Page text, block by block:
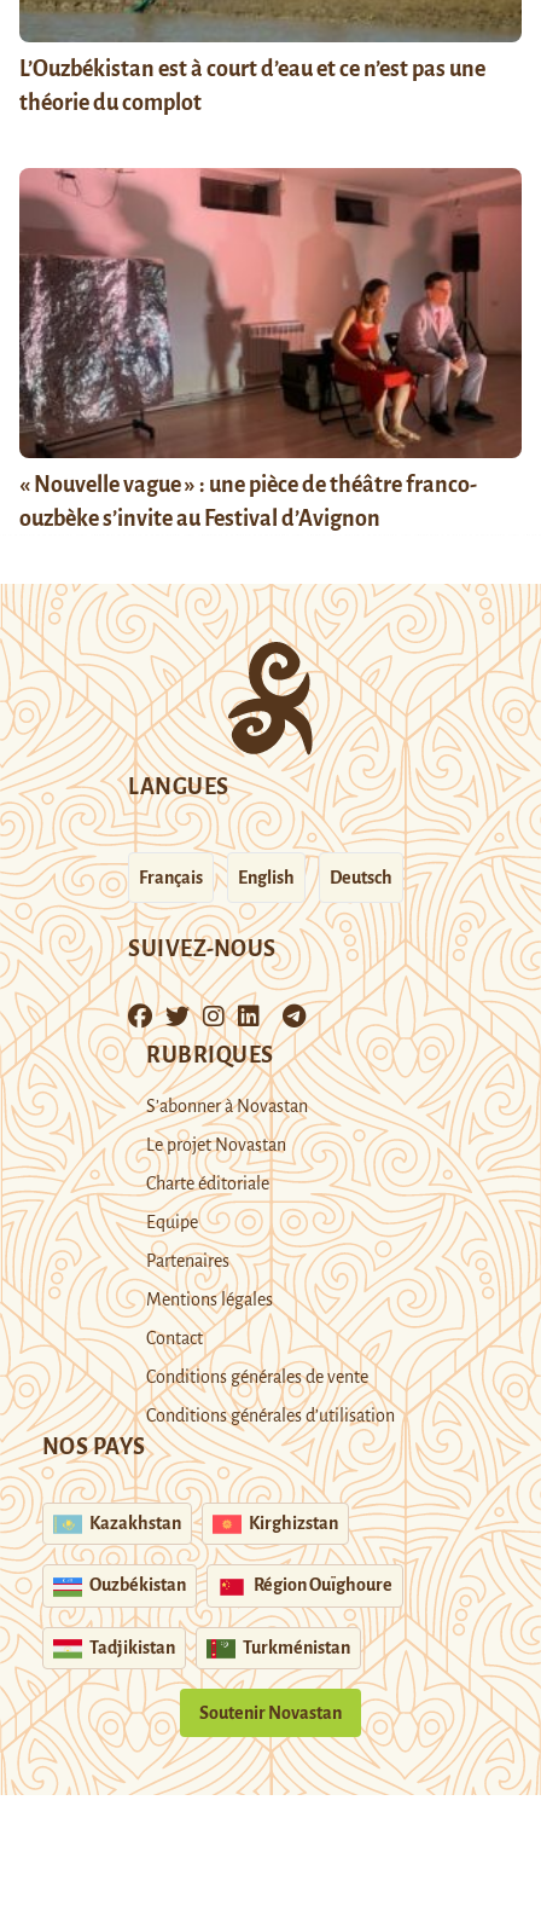
L’Ouzbékistan est à court d’eau et ce n’est pas une
théorie du complot
« Nouvelle vague » : une pièce de théâtre franco-
ouzbèke s’invite au Festival d’Avignon
LANGUES
Français English Deutsch
SUIVEZ-NOUS
RUBRIQUES
S’abonner à Novastan
Le projet Novastan
Charte éditoriale
Equipe
Partenaires
Mentions légales
Contact
Conditions générales de vente
Conditions générales d’utilisation
NOS PAYS
Kazakhstan Kirghizstan
Ouzbékistan Région Ouïghoure
Tadjikistan Turkménistan
Soutenir Novastan